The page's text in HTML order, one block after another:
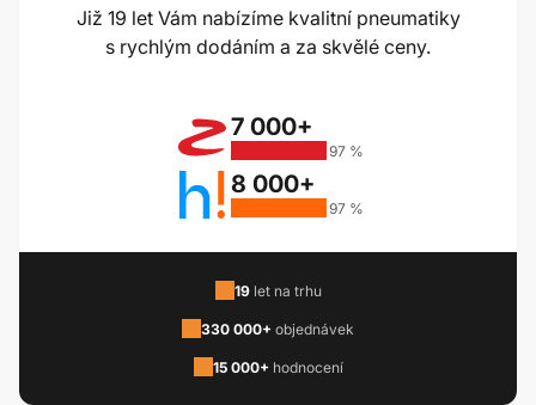
Již 19 let Vám nabízíme kvalitní pneumatiky
s rychlým dodáním a za skvělé ceny.
7 000+
97 %
8 000+
97 %
19let na trhu
330 000+ objednávek
15 000+ hodnocení